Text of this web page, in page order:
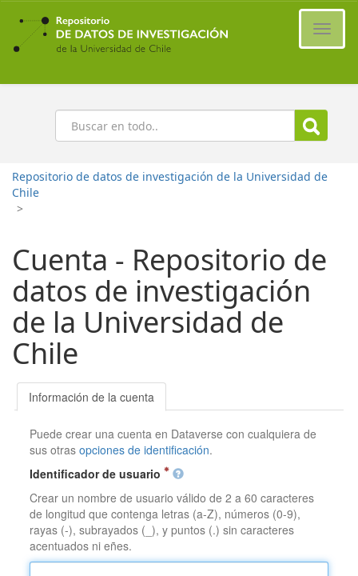
Ir
contenido
principal
Buscar
Repositorio de datos de investigación de la Universidad de
Chile
>
Cuenta - Repositorio de
datos de investigación
de la Universidad de
Chile
Información de la cuenta
Puede crear una cuenta en Dataverse con cualquiera de
sus otrasopciones de identificación.
Identificador de usuario
Crear un nombre de usuario válido de 2 a 60 caracteres
de longitud que contenga letras (a-Z), números (0-9),
rayas (-), subrayados (_), y puntos (.) sin caracteres
acentuados ni eñes.